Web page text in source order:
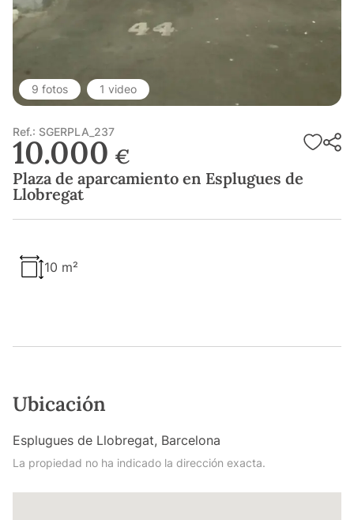
9 fotos 1 video
Ref.: SGERPLA_237
10.000 €
Plaza de aparcamiento en Esplugues de
Llobregat
10 m²
Ubicación
Esplugues de Llobregat, Barcelona
La propiedad no ha indicado la dirección exacta.